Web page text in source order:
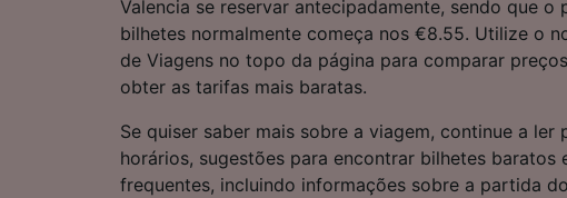
Valencia se reservar antecipadamente, sendo que o
bilhetes normalmente começa nos €8.55. Utilize o
de Viagens no topo da página para comparar
obter as tarifas mais baratas.
Se quiser saber mais sobre a viagem, continue a ler
horários, sugestões para encontrar bilhetes baratos
frequentes, incluindo informações sobre a partida
Lista de